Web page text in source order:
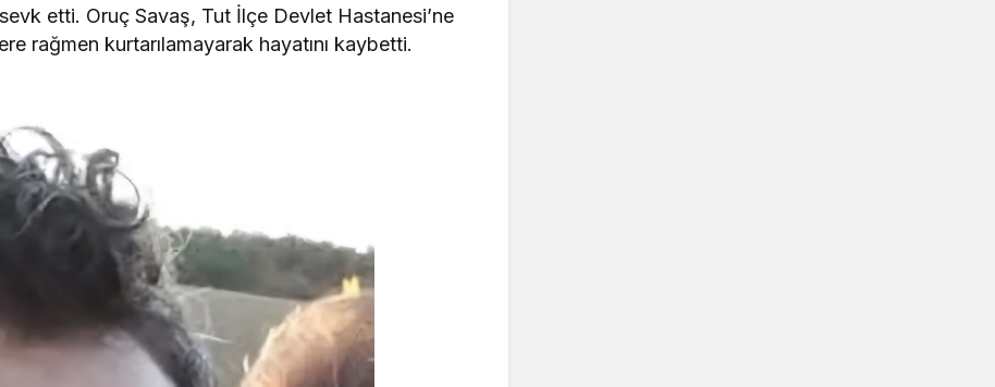
etti. Oruç Savaş, Tut İlçe Devlet Hastanesi’ne
rağmen kurtarılamayarak hayatını kaybetti.